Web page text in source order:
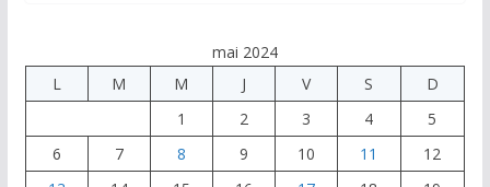
o
k
n
er
mai 2024
L
M M J V S
D
1
2 3 4
5
6
7 8 9 10 11
12